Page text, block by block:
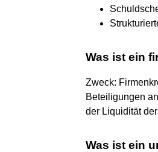
Was ist ein
Zweck:
Beteiligungen
der Liquidität
Was ist ein